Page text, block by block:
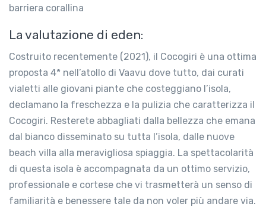
barriera corallina
La valutazione di eden:
Costruito recentemente (2021), il Cocogiri è una ottima
proposta 4* nell’atollo di Vaavu dove tutto, dai curati
vialetti alle giovani piante che costeggiano l’isola,
declamano la freschezza e la pulizia che caratterizza il
Cocogiri. Resterete abbagliati dalla bellezza che emana
dal bianco disseminato su tutta l’isola, dalle nuove
beach villa alla meravigliosa spiaggia. La spettacolarità
di questa isola è accompagnata da un ottimo servizio,
professionale e cortese che vi trasmetterà un senso di
familiarità e benessere tale da non voler più andare via.